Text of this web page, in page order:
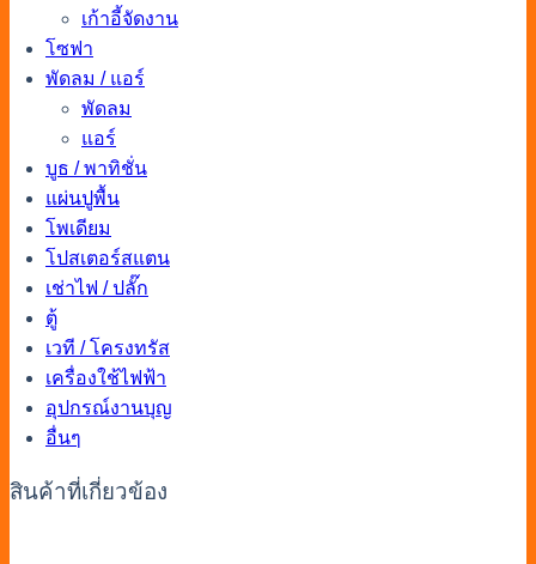
เก้าอี้จัดงาน
โซฟา
พัดลม / แอร์
พัดลม
แอร์
บูธ / พาทิชั่น
แผ่นปูพื้น
โพเดียม
โปสเตอร์สแตน
เช่าไฟ / ปลั๊ก
ตู้
เวที / โครงทรัส
เครื่องใช้ไฟฟ้า
อุปกรณ์งานบุญ
อื่นๆ
สินค้าที่เกี่ยวข้อง